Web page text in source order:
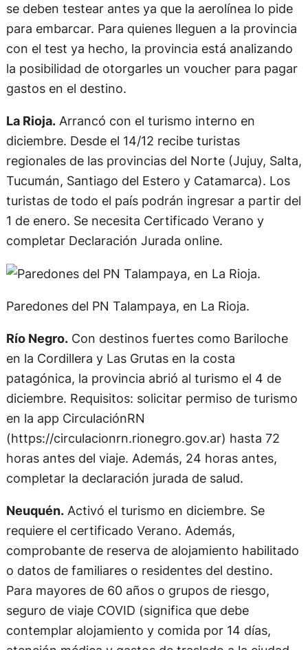
se deben testear antes ya que la aerolínea lo pide
para embarcar. Para quienes lleguen a la provincia
con el test ya hecho, la provincia está analizando
la posibilidad de otorgarles un voucher para pagar
gastos en el destino.
La Rioja.Arrancó con el turismo interno en
diciembre. Desde el 14/12 recibe turistas
regionales de las provincias del Norte (Jujuy, Salta,
Tucumán, Santiago del Estero y Catamarca). Los
turistas de todo el país podrán ingresar a partir del
1 de enero. Se necesita Certificado Verano y
completar Declaración Jurada online.
Paredones del PN Talampaya, en La Rioja.
Río Negro.Con destinos fuertes como Bariloche
en la Cordillera y Las Grutas en la costa
patagónica, la provincia abrió al turismo el 4 de
diciembre. Requisitos: solicitar permiso de turismo
en la app CirculaciónRN
(https://circulacionrn.rionegro.gov.ar) hasta 72
horas antes del viaje. Además, 24 horas antes,
completar la declaración jurada de salud.
Neuquén.Activó el turismo en diciembre. Se
requiere el certificado Verano. Además,
comprobante de reserva de alojamiento habilitado
o datos de familiares o residentes del destino.
Para mayores de 60 años o grupos de riesgo,
seguro de viaje COVID (significa que debe
contemplar alojamiento y comida por 14 días,